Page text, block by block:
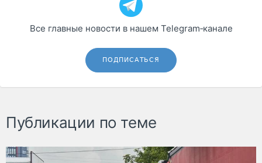
Все главные новости в нашем Telegram‑канале
ПОДПИСАТЬСЯ
Публикации по теме